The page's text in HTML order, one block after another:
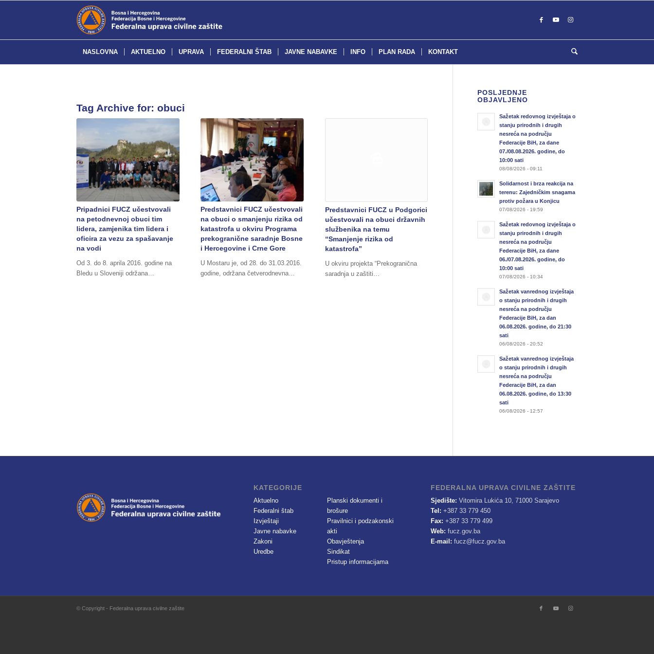
NASLOVNA AKTUELNO UPRAVA FEDERALNI ŠTAB JAVNE NABAVKE INFO PLAN RADA KONTAKT
Tag Archive for: obuci
Pripadnici FUCZ učestvovali
na petodnevnoj obuci tim
lidera, zamjenika tim lidera i
oficira za vezu za spašavanje
na vodi
Od 3. do 8. aprila 2016. godine na
Bledu u Sloveniji održana…
Predstavnici FUCZ učestvovali
na obuci o smanjenju rizika od
katastrofa u okviru Programa
prekogranične saradnje Bosne
i Hercegovine i Crne Gore
U Mostaru je, od 28. do 31.03.2016.
godine, održana četverodnevna…
Predstavnici FUCZ u Podgorici
učestvovali na obuci državnih
službenika na temu
“Smanjenje rizika od
katastrofa”
U okviru projekta “Prekogranična
saradnja u zaštiti…
POSLJEDNJE
OBJAVLJENO
Sažetak redovnog izvještaja o
stanju prirodnih i drugih
nesreća na području
Federacije BiH, za dane
07./08.08.2026. godine, do
10:00 sati
08/08/2026 - 09:11
Solidarnost i brza reakcija na
terenu: Zajedničkim snagama
protiv požara u Konjicu
07/08/2026 - 19:59
Sažetak redovnog izvještaja o
stanju prirodnih i drugih
nesreća na području
Federacije BiH, za dane
06./07.08.2026. godine, do
10:00 sati
07/08/2026 - 10:34
Sažetak vanrednog izvještaja
o stanju prirodnih i drugih
nesreća na području
Federacije BiH, za dan
06.08.2026. godine, do 21:30
sati
06/08/2026 - 20:52
Sažetak vanrednog izvještaja
o stanju prirodnih i drugih
nesreća na području
Federacije BiH, za dan
06.08.2026. godine, do 13:30
sati
06/08/2026 - 12:57
KATEGORIJE
Aktuelno
Federalni štab
Izvještaji
Javne nabavke
Zakoni
Uredbe
Planski dokumenti i
brošure
Pravilnici i podzakonski
akti
Obavještenja
Sindikat
Pristup informacijama
FEDERALNA UPRAVA CIVILNE ZAŠTITE
Sjedište: Vitomira Lukića 10, 71000 Sarajevo
Tel: +387 33 779 450
Fax: +387 33 779 499
Web: fucz.gov.ba
E-mail: fucz@fucz.gov.ba
© Copyright - Federalna uprava civilne zaštite